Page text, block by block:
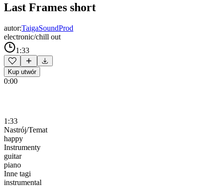
Last Frames short
autor:TaigaSoundProd
electronic/chill out
1:33
Kup utwór
0:00
1:33
Nastrój/Temat
happy
Instrumenty
guitar
piano
Inne tagi
instrumental